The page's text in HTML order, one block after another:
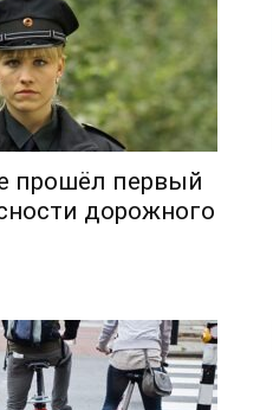
прошёл первый
дорожного